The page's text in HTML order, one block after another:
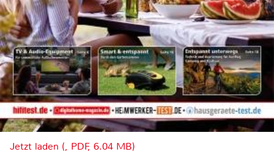
Jetzt laden (, PDF, 6.04 MB)